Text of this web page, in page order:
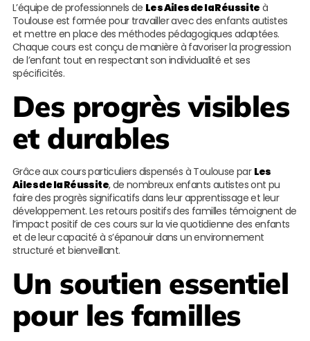
L’équipe de professionnels de Les Ailes de la Réussite à
Toulouse est formée pour travailler avec des enfants autistes
et mettre en place des méthodes pédagogiques adaptées.
Chaque cours est conçu de manière à favoriser la progression
de l’enfant tout en respectant son individualité et ses
spécificités.
Des progrès visibles
et durables
Grâce aux cours particuliers dispensés à Toulouse par Les
Ailes de la Réussite, de nombreux enfants autistes ont pu
faire des progrès significatifs dans leur apprentissage et leur
développement. Les retours positifs des familles témoignent de
l’impact positif de ces cours sur la vie quotidienne des enfants
et de leur capacité à s’épanouir dans un environnement
structuré et bienveillant.
Un soutien essentiel
pour les familles